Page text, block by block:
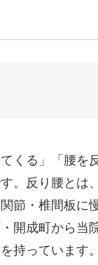
くる」「腰を
。反り腰とは
節・椎間板に
開成町から当
持っています